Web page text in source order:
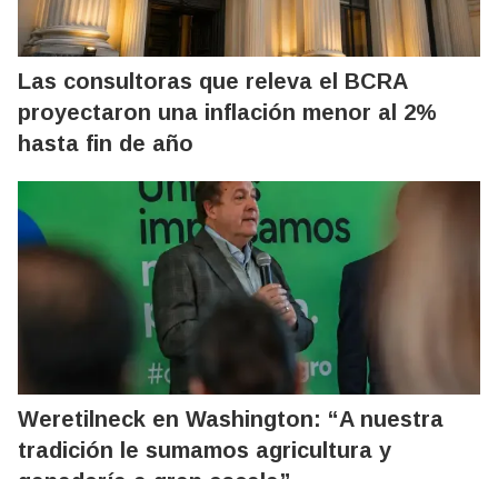
Las consultoras que releva el BCRA
proyectaron una inflación menor al 2%
hasta fin de año
Weretilneck en Washington: “A nuestra
tradición le sumamos agricultura y